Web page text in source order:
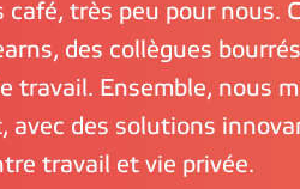
très peu pour nous.
des collègues
travail. Ensemble, nous
avec des solutions
travail et vie privée.